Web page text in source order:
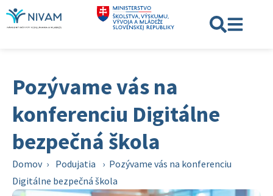
Pozývame vás na
konferenciu Digitálne
bezpečná škola
Domov › Podujatia › Pozývame vás na konferenciu
Digitálne bezpečná škola